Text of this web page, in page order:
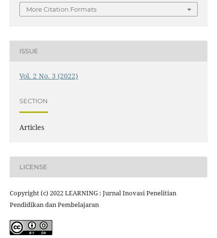
More Citation Formats
ISSUE
Vol. 2 No. 3 (2022)
SECTION
Articles
LICENSE
Copyright (c) 2022 LEARNING : Jurnal Inovasi Penelitian
Pendidikan dan Pembelajaran